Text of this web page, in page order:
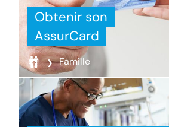
Obtenir son
AssurCard
Famille